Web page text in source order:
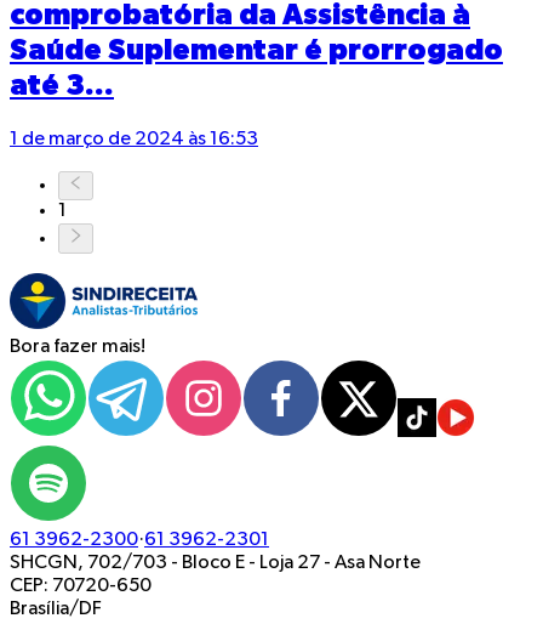
comprobatória da Assistência à
Saúde Suplementar é prorrogado
até 3...
1 de março de 2024 às 16:53
1
Bora fazer mais!
61 3962-2300·61 3962-2301
SHCGN, 702/703 - Bloco E - Loja 27 - Asa Norte
CEP: 70720-650
Brasília/DF